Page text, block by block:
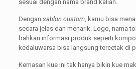
sesuai dengan nama brand kalian.
Dengan sablon custom, kamu bisa
secara jelas dan menarik. Logo, nama
bahkan informasi produk seperti
kedaluwarsa bisa langsung tercetak di
Kemasan kue ini tak hanya bikin kue